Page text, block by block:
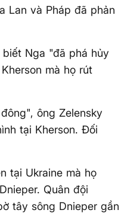
Lan và Pháp đã phản
biết Nga "đã phá hủy
mà họ rút
ông Zelensky
tại Kherson. Đối
tại Ukraine mà họ
Quân đội
tây sông Dnieper gần